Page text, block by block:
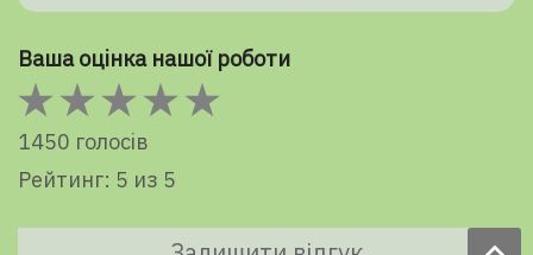
Ваша оцінка нашої роботи
1450 голосів
Рейтинг: 5 из 5